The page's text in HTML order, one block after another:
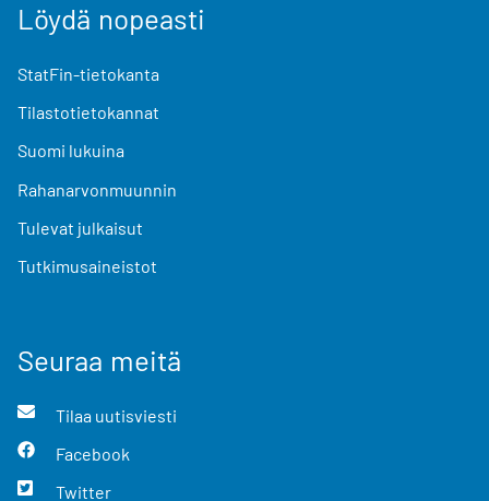
Löydä nopeasti
StatFin-tietokanta
Tilastotietokannat
Suomi lukuina
Rahanarvonmuunnin
Tulevat julkaisut
Tutkimusaineistot
Seuraa meitä
Tilaa uutisviesti
Facebook
Twitter